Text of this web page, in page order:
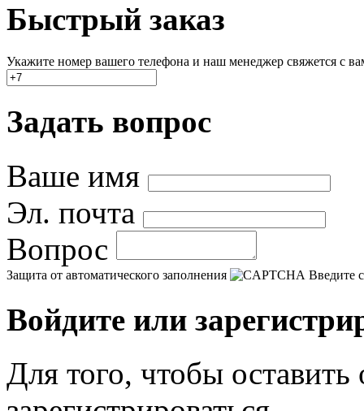
Быстрый заказ
Укажите номер вашего телефона и наш менеджер свяжется с
Задать вопрос
Ваше имя
Эл. почта
Вопрос
Защита от автоматического заполнения Введите
Войдите или
Для того, чтобы